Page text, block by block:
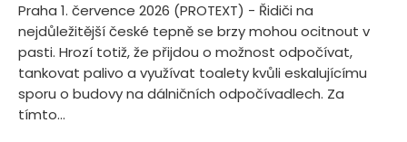
Praha 1. července 2026 (PROTEXT) - Řidiči na
nejdůležitější české tepně se brzy mohou ocitnout v
pasti. Hrozí totiž, že přijdou o možnost odpočívat,
tankovat palivo a využívat toalety kvůli eskalujícímu
sporu o budovy na dálničních odpočívadlech. Za
tímto...